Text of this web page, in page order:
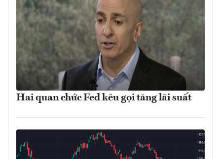
Hai quan chức Fed kêu gọi tăng lãi suất